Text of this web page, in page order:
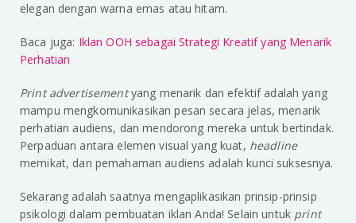
elegan dengan warna emas atau hitam.
Baca juga: Iklan OOH sebagai Strategi Kreatif yang Menarik
Perhatian
Print advertisementyang menarik dan efektif adalah yang
mampu mengkomunikasikan pesan secara jelas, menarik
perhatian audiens, dan mendorong mereka untuk bertindak.
Perpaduan antara elemen visual yang kuat, headline
memikat, dan pemahaman audiens adalah kunci suksesnya.
Sekarang adalah saatnya mengaplikasikan prinsip-prinsip
psikologi dalam pembuatan iklan Anda! Selain untuk print